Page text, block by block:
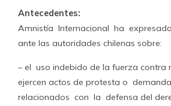
Antecedentes:
Amnistía Internacional ha
ante las autoridades chilenas sobre:
– el uso indebido de la fuerza contra
ejercen actos de protesta o
relacionados con la defensa del